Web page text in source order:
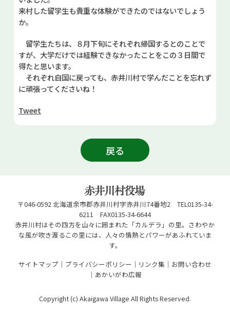
来村した留学生も貴重な体験ができたのではないでしょう
か。
留学生たちは、８月下旬にそれぞれ帰国するとのことで
すが、大学だけでは経験できなかったことをこの３日間で
得たと思います。
それぞれ自国に戻っても、赤井川村で学んだことを忘れず
に頑張ってくださいね！
Tweet
戻る
〒046-0592 北海道余市郡赤井川村字赤井川74番地2 TEL0135-34-
6211 FAX0135-34-6644
赤井川村はその四方を山々に囲まれた「カルデラ」の里。さわやか
な風が吹き渡るこの里には、人々の情熱とパワーがあふれていま
す。
サイトマップ
プライバシーポリシー リンク集
お問い合わせ
あかいがわ広報
Copyright (c) Akaigawa Village All Rights Reserved.